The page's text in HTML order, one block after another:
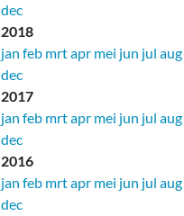
dec
2018
jan feb mrtapr mei jun jul aug
dec
2017
jan feb mrtapr mei jun jul aug
dec
2016
jan feb mrtapr mei jun jul aug
dec